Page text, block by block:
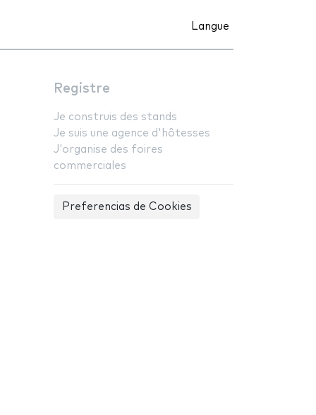
Langue
Registre
Je construis des stands
Je suis une agence d'hôtesses
J'organise des foires
commerciales
Preferencias de Cookies